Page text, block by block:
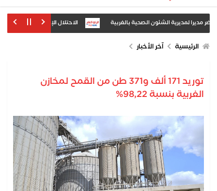
لمديرية الشئون الصحية بالغربية الاحتلال الإسرائيلي يقتحم
الرئيسية اّخر الأخبار
توريد 171 ألف و371 طن من القمح لمخازن
الغربية بنسبة 98,22%